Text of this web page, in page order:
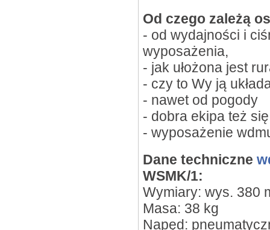
Od czego zależą
- od wydajności i
wyposażenia,
- jak ułożona jest
- czy to Wy ją
- nawet od pogody
- dobra ekipa też
- wyposażenie
Dane techniczne
WSMK/1:
Wymiary: wys. 380
Masa: 38 kg
Napęd: